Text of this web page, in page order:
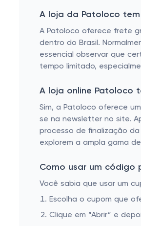
A loja da Patoloco
A Patoloco oferece frete
dentro do Brasil.
essencial observar que
tempo limitado,
A loja online Patoloco
Sim, a Patoloco oferece
se na newsletter no site.
processo de finalização
explorem a ampla gama
Como usar um código
Você sabia que usar um
Escolha o cupom que
Clique em “Abrir” e